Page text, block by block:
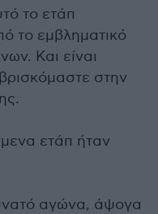
το ετάπ
το εμβληματικό
Και είναι
στην
ετάπ ήταν
αγώνα, άψογα